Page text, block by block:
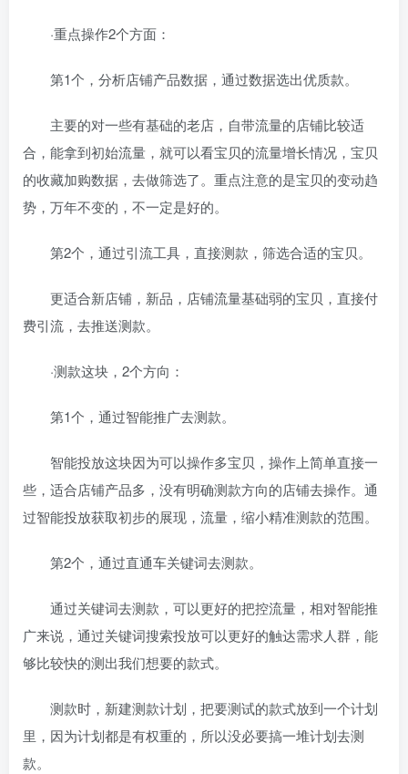
·重点操作2个方面：
第1个，分析店铺产品数据，通过数据选出优质款。
主要的对一些有基础的老店，自带流量的店铺比较适
合，能拿到初始流量，就可以看宝贝的流量增长情况，宝贝
的收藏加购数据，去做筛选了。重点注意的是宝贝的变动趋
势，万年不变的，不一定是好的。
第2个，通过引流工具，直接测款，筛选合适的宝贝。
更适合新店铺，新品，店铺流量基础弱的宝贝，直接付
费引流，去推送测款。
·测款这块，2个方向：
第1个，通过智能推广去测款。
智能投放这块因为可以操作多宝贝，操作上简单直接一
些，适合店铺产品多，没有明确测款方向的店铺去操作。通
过智能投放获取初步的展现，流量，缩小精准测款的范围。
第2个，通过直通车关键词去测款。
通过关键词去测款，可以更好的把控流量，相对智能推
广来说，通过关键词搜索投放可以更好的触达需求人群，能
够比较快的测出我们想要的款式。
测款时，新建测款计划，把要测试的款式放到一个计划
里，因为计划都是有权重的，所以没必要搞一堆计划去测
款。